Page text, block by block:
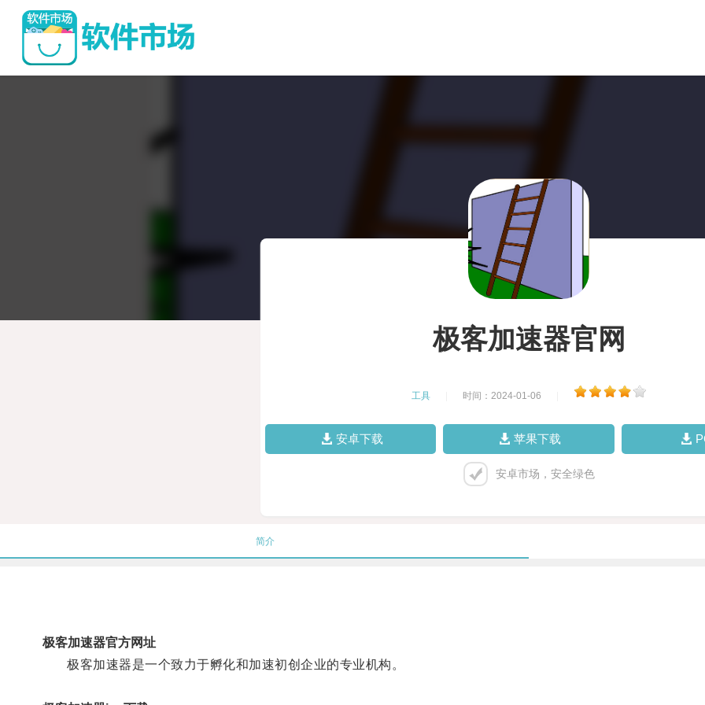
极客加速器官网
工具 时间：2024-01-06
安卓下载 苹果下载
安卓市场，安全绿色
简介
极客加速器官方网址
极客加速器是一个致力于孵化和加速初创企业的专业机构。